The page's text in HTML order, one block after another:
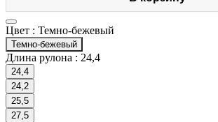
Цвет : Темно-бежевый
Темно-бежевый
Длина рулона : 24,4
24,4
24,2
25,5
27,5